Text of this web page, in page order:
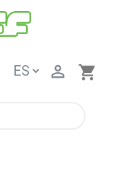
shopping_cart
